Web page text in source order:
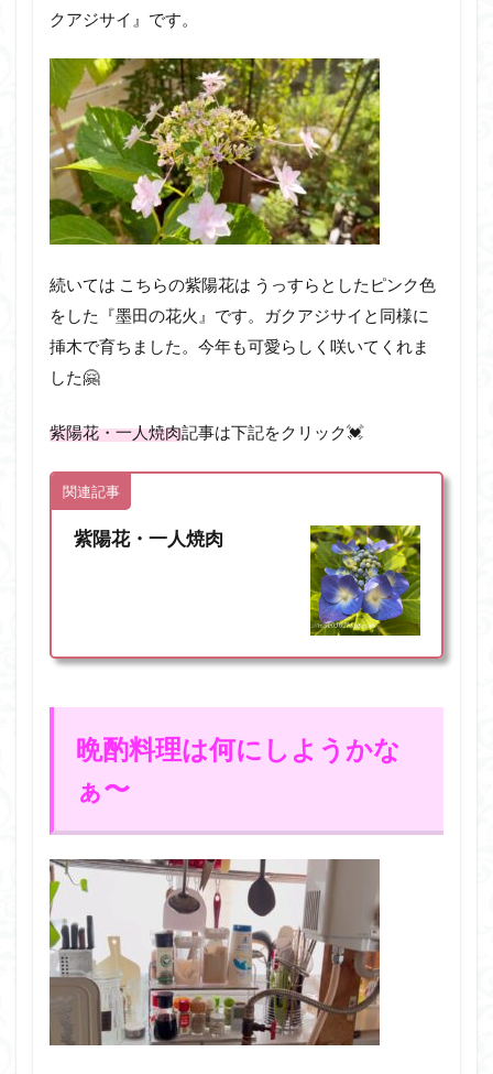
クアジサイ』です。
続いては こちらの紫陽花は うっすらとしたピンク色
をした『墨田の花火』です。ガクアジサイと同様に
挿木で育ちました。今年も可愛らしく咲いてくれま
した🤗
紫陽花・一人焼肉記事は下記をクリック💓
関連記事
紫陽花・一人焼肉
晩酌料理は何にしようかな
ぁ〜